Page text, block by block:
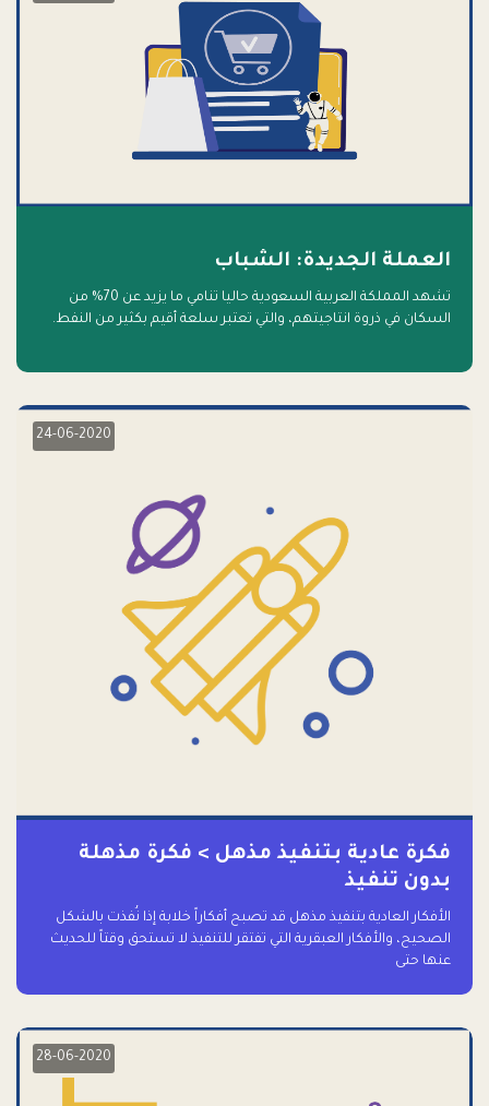
العملة الجديدة: الشباب
تشهد المملكة العربية السعودية حاليا تنامي ما يزيد عن 70% من
السكان في ذروة انتاجيتهم، والتي تعتبر سلعة أقيم بكثير من النفط.
24-06-2020
فكرة عادية بتنفيذ مذهل > فكرة مذهلة
بدون تنفيذ
الأفكار العادية بتنفيذ مذهل قد تصبح أفكاراً خلابة إذا نُفذت بالشكل
الصحيح، والأفكار العبقرية التي تفتقر للتنفيذ لا تستحق وقتاً للحديث
عنها حتى
28-06-2020